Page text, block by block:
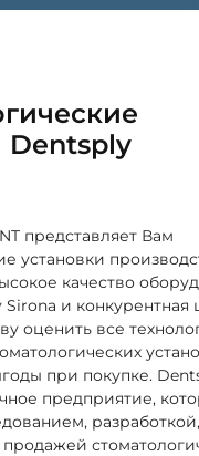
Dentsply
представляет Вам
установки
качество
и конкурентная
оценить все
при покупке.
предприятие,
разработкой,